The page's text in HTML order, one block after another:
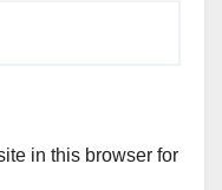
in this browser for